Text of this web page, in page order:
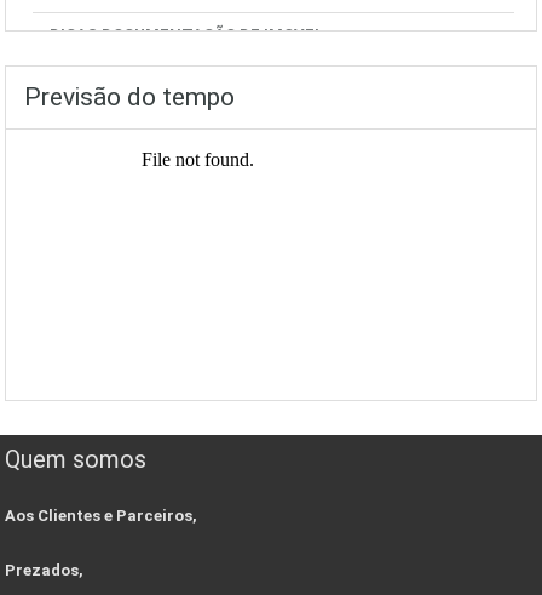
DICAS DOCUMENTAÇÃO DE IMOVEL
Previsão do tempo
Quem somos
Aos Clientes e Parceiros,
Prezados,